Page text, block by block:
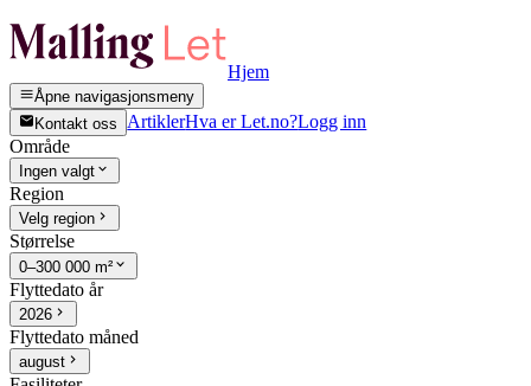
Hjem
Åpne navigasjonsmeny
Kontakt oss
ArtiklerHva er Let.no?Logg inn
Område
Ingen valgt
Region
Velg region
Størrelse
0–300 000 m²
Flyttedato år
2026
Flyttedato måned
august